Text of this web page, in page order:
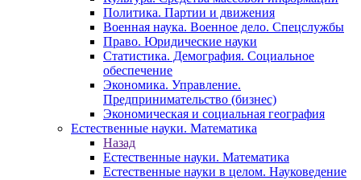
Политика. Партии и движения
Военная наука. Военное дело. Спецслужбы
Право. Юридические науки
Статистика. Демография. Социальное
обеспечение
Экономика. Управление.
Предпринимательство (бизнес)
Экономическая и социальная география
Естественные науки. Математика
Назад
Естественные науки. Математика
Естественные науки в целом. Науковедение